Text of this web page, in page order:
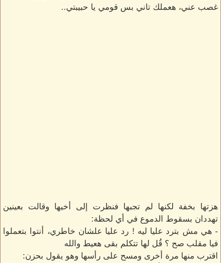
غصب عني، هعملك تاني بس قومي يا حبيبتي..
هزتها بخفة لكنها لم تجبها فنظرت إلى أخيها وقالت بعينين
تهددان بسقوط الدموع في أي لحظة:
- هي مش بترد عليا ليه ! رد عليا علشان خاطري، أنتوا بتعملوا
فيا مقلب صح ؟ قُل لها تتكلم بقى هعيط والله
اقترب منها مرة أخرى ومسح على رأسها وهو يقول بحزن: